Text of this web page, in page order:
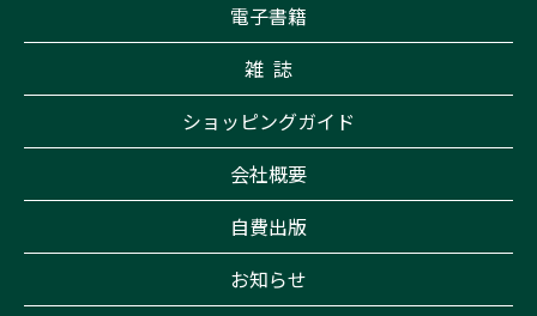
電子書籍
雑 誌
ショッピングガイド
会社概要
自費出版
お知らせ